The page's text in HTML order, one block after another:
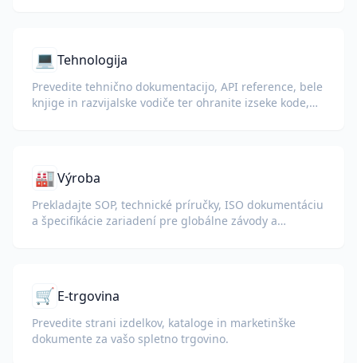
💻 Tehnologija
Prevedite tehnično dokumentacijo, API reference, bele
knjige in razvijalske vodiče ter ohranite izseke kode,
🏭Výroba
Prekladajte SOP, technické príručky, ISO dokumentáciu
a špecifikácie zariadení pre globálne závody a
🛒 E-trgovina
Prevedite strani izdelkov, kataloge in marketinške
dokumente za vašo spletno trgovino.